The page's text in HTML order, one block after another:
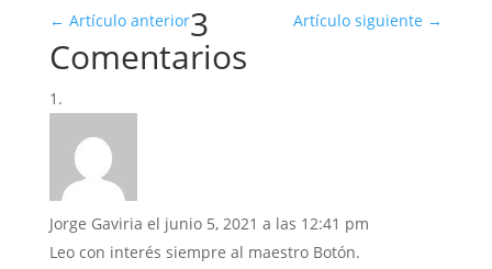
← Artículo anterior Artículo siguiente →
3
Comentarios
Jorge Gaviria el junio 5, 2021 a las 12:41 pm
Leo con interés siempre al maestro Botón.